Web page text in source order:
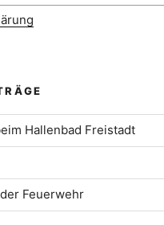
Hallenbad Freistadt
Feuerwehr